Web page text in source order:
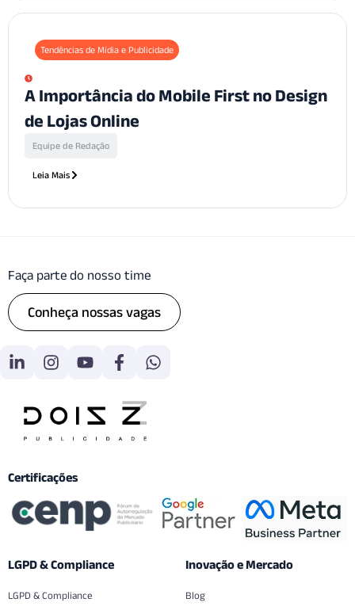
Tendências de Mídia e Publicidade
A Importância do Mobile First no Design
de Lojas Online
Equipe de Redação
Leia Mais
Faça parte do nosso time
Conheça nossas vagas
Certificações
LGPD & Compliance
LGPD & Compliance
Inovação e Mercado
Blog